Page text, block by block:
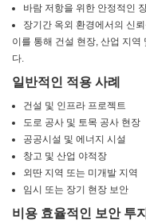
바람 저항을 위한 안정적인
장기간 옥외 환경에서의 신
이를 통해 건설 현장, 산업 지역
다.
일반적인 적용 사례
건설 및 인프라 프로젝트
도로 공사 및 토목 공사 현장
공공시설 및 에너지 시설
창고 및 산업 야적장
외딴 지역 또는 미개발 지역
임시 또는 장기 현장 보안
비용 효율적인 보안 투